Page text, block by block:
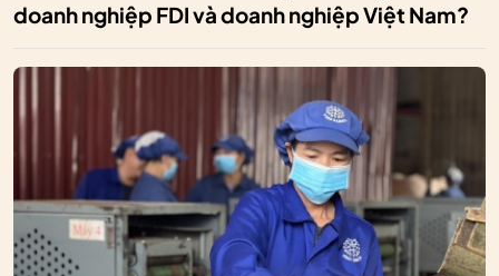
doanh nghiệp FDI và doanh nghiệp Việt Nam?